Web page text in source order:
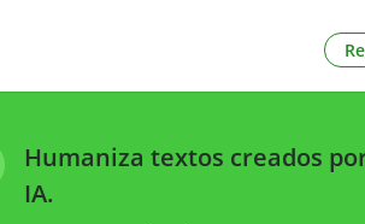
Humaniza textos creados
IA.